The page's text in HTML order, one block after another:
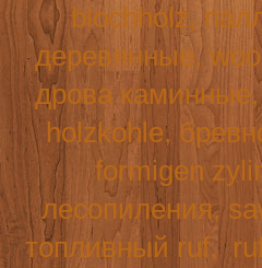
blochholz,
деревянные,
дрова
holzkohle,
formigen
лесопиления,
топливный ruf,